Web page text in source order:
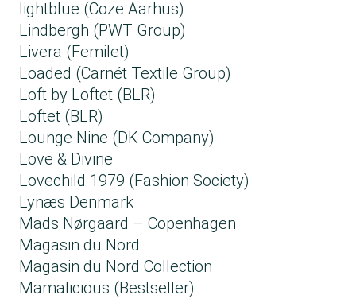
lightblue (Coze Aarhus)
Lindbergh (PWT Group)
Livera (Femilet)
Loaded (Carnét Textile Group​)
Loft by Loftet (BLR)
Loftet (BLR)
Lounge Nine (DK Company)
Love & Divine
Lovechild 1979 (Fashion Society)
Lynæs Denmark
Mads Nørgaard – Copenhagen
Magasin du Nord
Magasin du Nord Collection
Mamalicious (Bestseller)